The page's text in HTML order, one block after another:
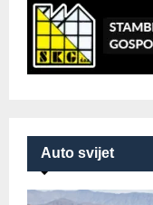
Auto svijet